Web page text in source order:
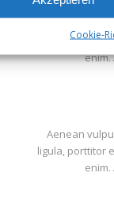
Cookie-
ligula, porttitor
enim.
Aenean
ligula, porttitor